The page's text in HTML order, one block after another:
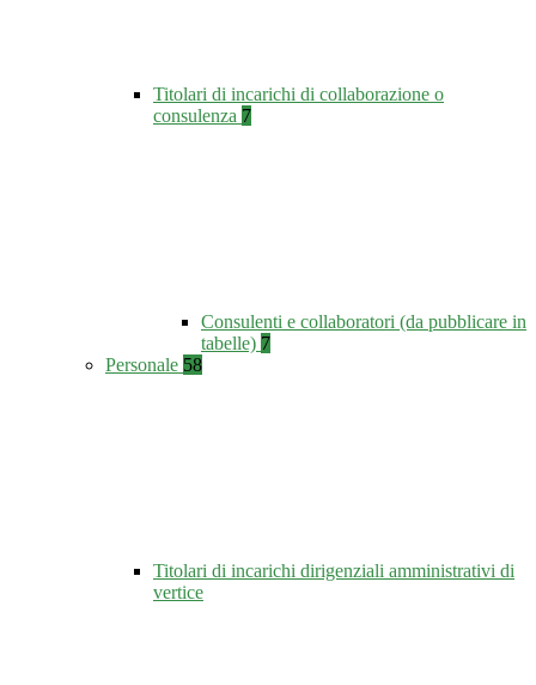
Titolari di incarichi di collaborazione o
consulenza 7
Consulenti e collaboratori (da pubblicare in
tabelle) 7
Personale 58
Titolari di incarichi dirigenziali amministrativi di
vertice